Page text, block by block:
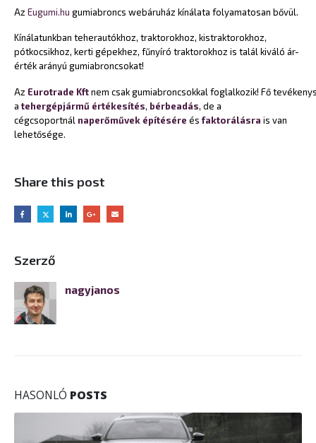
Az Eugumi.hu gumiabroncs webáruház kínálata folyamatosan bővül.
Kínálatunkban teherautókhoz, traktorokhoz, kistraktorokhoz,
pótkocsikhoz, kerti gépekhez, fűnyíró traktorokhoz is talál kiváló ár-
érték arányú gumiabroncsokat!
Az Eurotrade Kftnem csak gumiabroncsokkal foglalkozik! Fő
atehergépjármű értékesítés, bérbeadás, de a
cégcsoportnál naperőművek építésére ésfaktorálásra is van
lehetősége.
Share this post
Szerző
nagyjanos
HASONLÓ POSTS